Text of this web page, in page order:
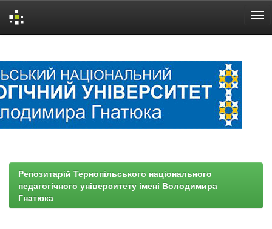
Репозитарій Тернопільського національного
педагогічного університету імені Володимира
Гнатюка